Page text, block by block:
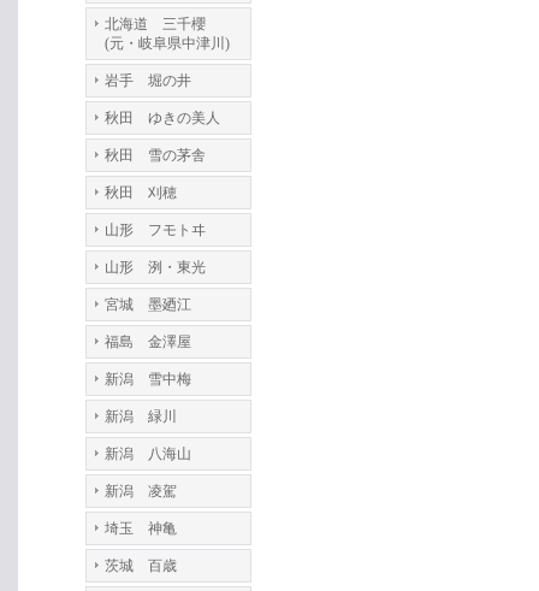
北海道 三千櫻
(元・岐阜県中津川)
岩手 堀の井
秋田 ゆきの美人
秋田 雪の茅舎
秋田 刈穂
山形 フモトヰ
山形 洌・東光
宮城 墨廼江
福島 金澤屋
新潟 雪中梅
新潟 緑川
新潟 八海山
新潟 凌駕
埼玉 神亀
茨城 百歳